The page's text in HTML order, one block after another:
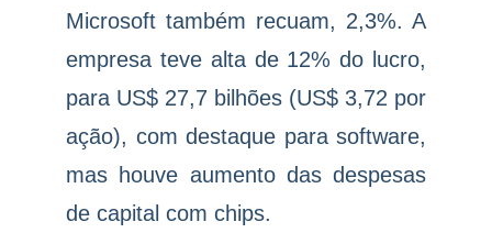
Microsoft também recuam, 2,3%. A
empresa teve alta de 12% do lucro,
para US$ 27,7 bilhões (US$ 3,72 por
ação), com destaque para software,
mas houve aumento das despesas
de capital com chips.